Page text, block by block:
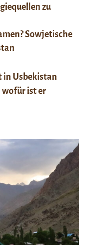
zu
Sowjetische
in Usbekistan
wofür ist er